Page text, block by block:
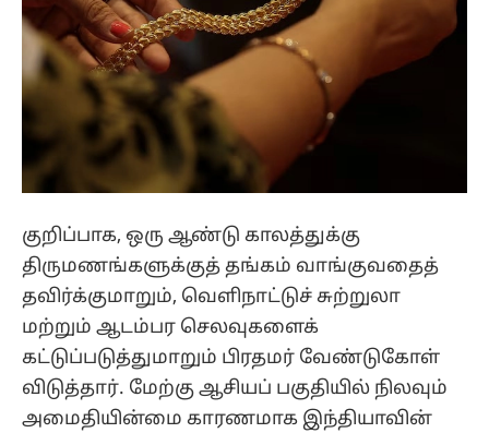
குறிப்பாக, ஒரு ஆண்டு காலத்துக்கு
திருமணங்களுக்குத் தங்கம் வாங்குவதைத்
தவிர்க்குமாறும், வெளிநாட்டுச் சுற்றுலா
மற்றும் ஆடம்பர செலவுகளைக்
கட்டுப்படுத்துமாறும் பிரதமர் வேண்டுகோள்
விடுத்தார். மேற்கு ஆசியப் பகுதியில் நிலவும்
அமைதியின்மை காரணமாக இந்தியாவின்